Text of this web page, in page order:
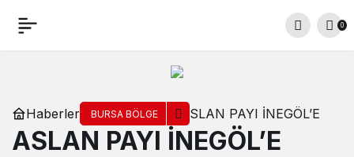
0
Haberler BURSA BÖLGE ASLAN PAYI İNEGÖL’E
ASLAN PAYI İNEGÖL’E